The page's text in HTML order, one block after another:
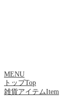
MENU
トップTop
雑貨アイテムItem